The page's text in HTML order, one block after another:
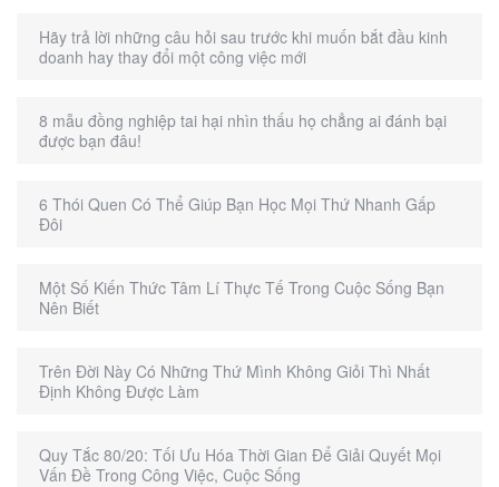
Hãy trả lời những câu hỏi sau trước khi muốn bắt đầu kinh
doanh hay thay đổi một công việc mới
8 mẫu đồng nghiệp tai hại nhìn thấu họ chẳng ai đánh bại
được bạn đâu!
6 Thói Quen Có Thể Giúp Bạn Học Mọi Thứ Nhanh Gấp
Đôi
Một Số Kiến Thức Tâm Lí Thực Tế Trong Cuộc Sống Bạn
Nên Biết
Trên Đời Này Có Những Thứ Mình Không Giỏi Thì Nhất
Định Không Được Làm
Quy Tắc 80/20: Tối Ưu Hóa Thời Gian Để Giải Quyết Mọi
Vấn Đề Trong Công Việc, Cuộc Sống